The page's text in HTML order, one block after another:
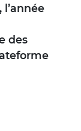
l’année
des